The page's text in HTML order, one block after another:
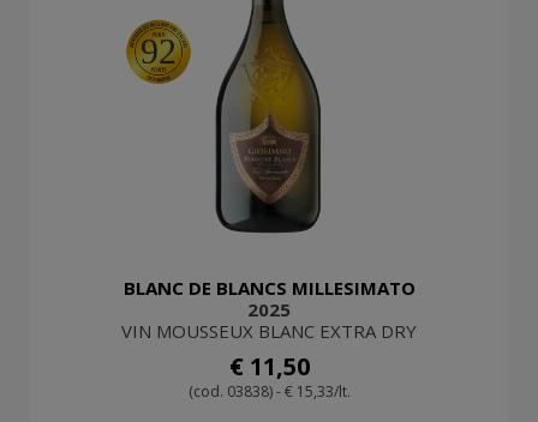
92
BLANC DE BLANCS MILLESIMATO
2025
VIN MOUSSEUX BLANC EXTRA DRY
€ 11,50
(cod. 03838) - € 15,33/lt.